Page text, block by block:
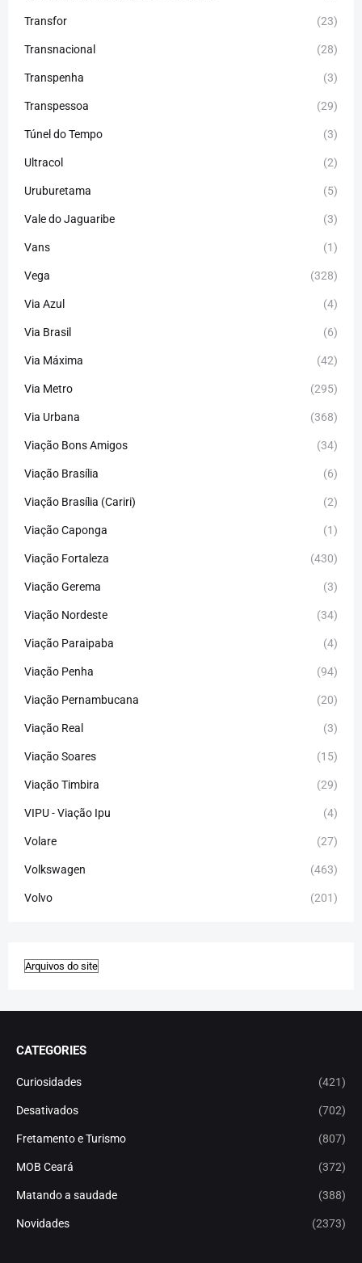
Transfor (23)
Transnacional (28)
Transpenha (3)
Transpessoa (29)
Túnel do Tempo (3)
Ultracol (2)
Uruburetama (5)
Vale do Jaguaribe (3)
Vans (1)
Vega (328)
Via Azul (4)
Via Brasil (6)
Via Máxima (42)
Via Metro (295)
Via Urbana (368)
Viação Bons Amigos (34)
Viação Brasília (6)
Viação Brasília (Cariri) (2)
Viação Caponga (1)
Viação Fortaleza (430)
Viação Gerema (3)
Viação Nordeste (34)
Viação Paraipaba (4)
Viação Penha (94)
Viação Pernambucana (20)
Viação Real (3)
Viação Soares (15)
Viação Timbira (29)
VIPU - Viação Ipu (4)
Volare (27)
Volkswagen (463)
Volvo (201)
CATEGORIES
Curiosidades (421)
Desativados (702)
Fretamento e Turismo (807)
MOB Ceará (372)
Matando a saudade (388)
Novidades (2373)